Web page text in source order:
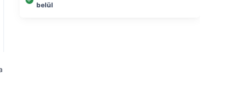
belül